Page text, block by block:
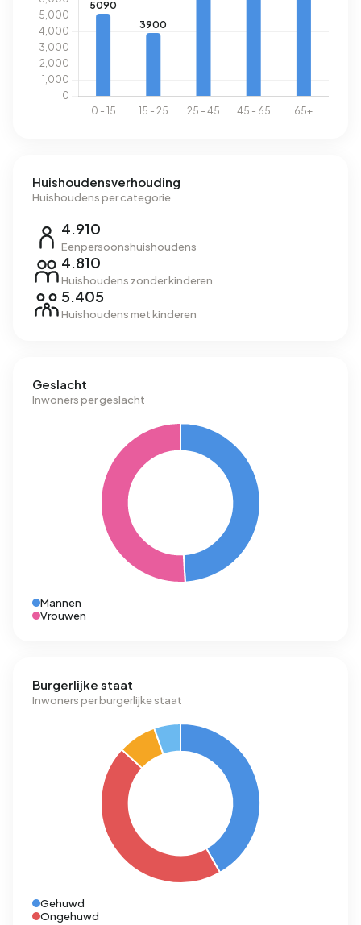
Huishoudensverhouding
Huishoudens per categorie
4.910
Eenpersoonshuishoudens
4.810
Huishoudens zonder kinderen
5.405
Huishoudens met kinderen
Geslacht
Inwoners per geslacht
Mannen
Vrouwen
Burgerlijke staat
Inwoners per burgerlijke staat
Gehuwd
Ongehuwd